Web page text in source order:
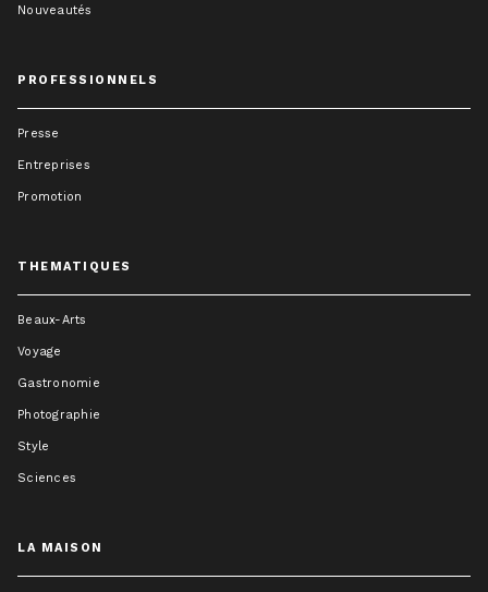
Nouveautés
PROFESSIONNELS
Presse
Entreprises
Promotion
THEMATIQUES
Beaux-Arts
Voyage
Gastronomie
Photographie
Style
Sciences
LA MAISON